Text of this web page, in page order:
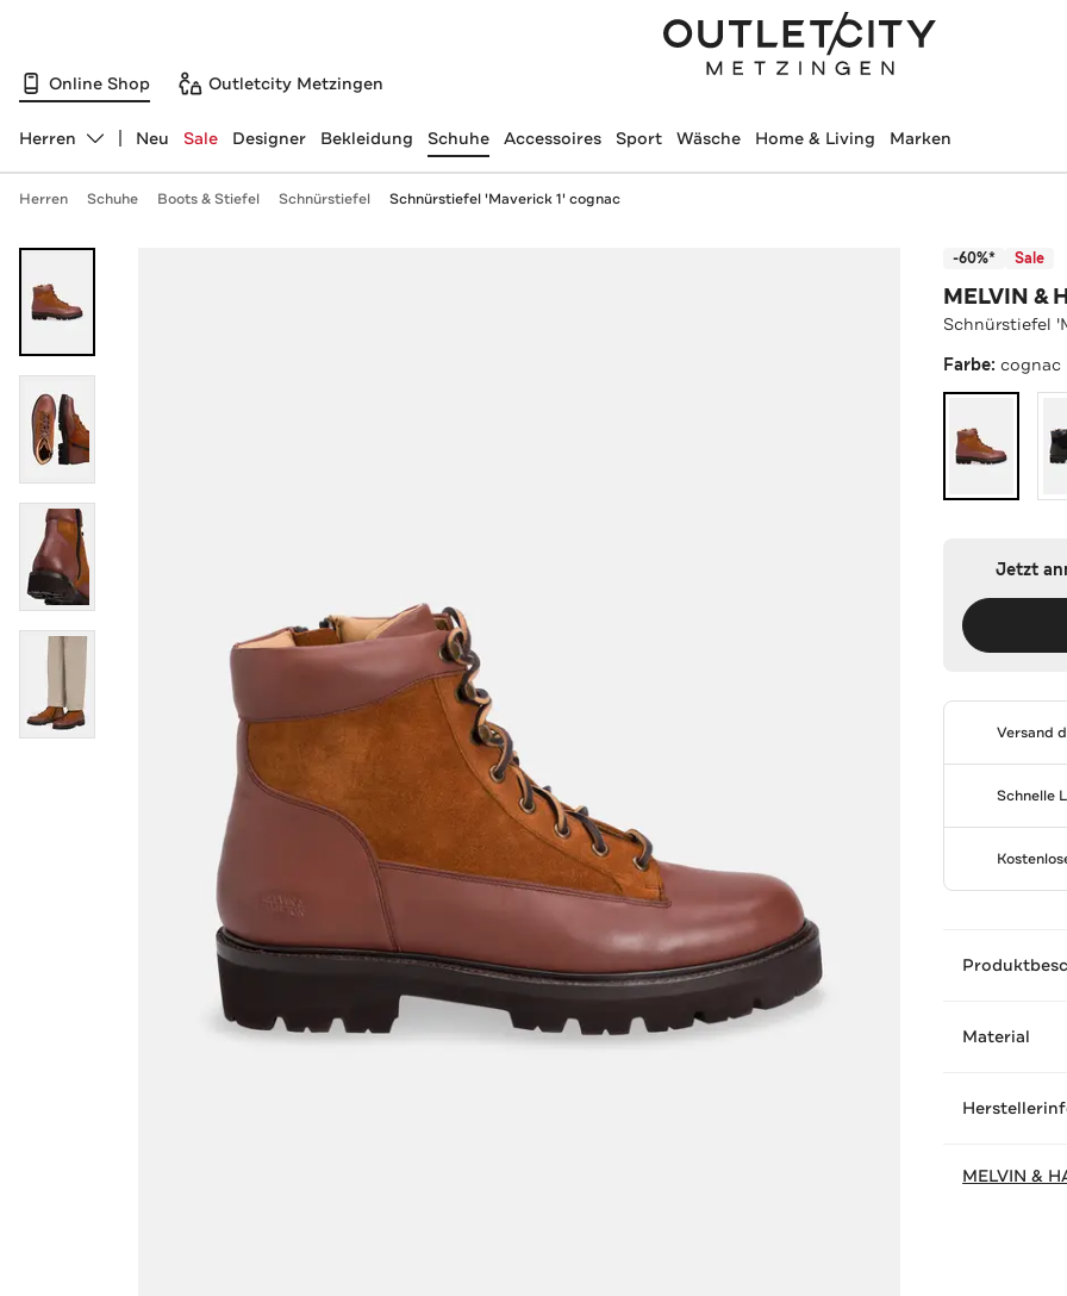
Online Shop Outletcity Metzingen
Abteilung ändern, ausgewählt:
Herren Neu Sale Designer Bekleidung Schuhe Accessoires Sport Wäsche Home & Living Marken
Herren Schuhe Boots & Stiefel Schnürstiefel Schnürstiefel 'Maverick 1' cognac
-60%* Sale
MELVIN &
Schnürstiefel
Farbe:cognac
Jetzt
Versand
Schnelle
Material
MELVIN &